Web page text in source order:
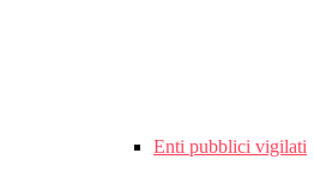
Enti pubblici vigilati